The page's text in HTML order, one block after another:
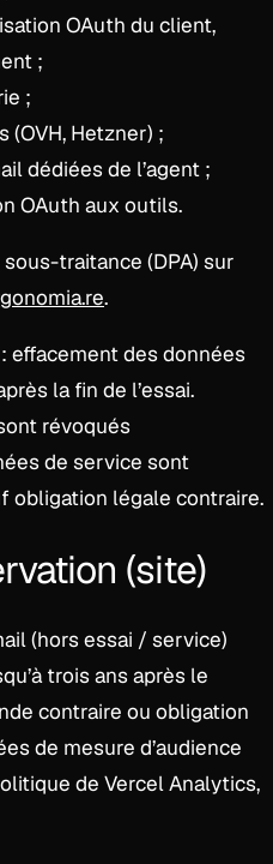
OAuth du client,
;
;
(OVH, Hetzner) ;
dédiées de l’agent ;
OAuth aux outils.
traitance (DPA) sur
.
effacement des données
la fin de l’essai.
révoqués
de service sont
obligation légale contraire.
(site)
(hors essai / service)
trois ans après le
contraire ou obligation
de mesure d’audience
de Vercel Analytics,